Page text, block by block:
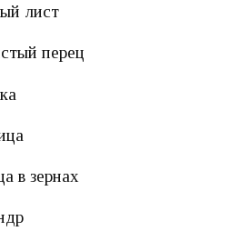
лист
перец
в зернах